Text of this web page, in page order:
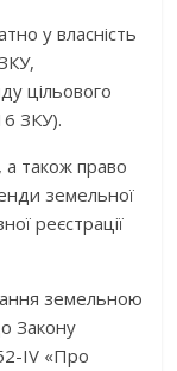
у власність
цільового
ЗКУ).
а також право
земельної
реєстрації
земельною
Закону
IV «Про